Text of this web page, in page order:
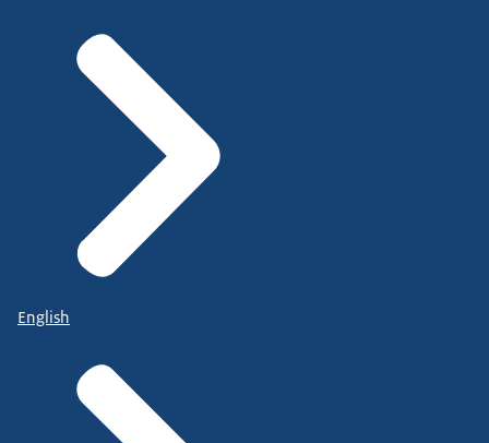
English